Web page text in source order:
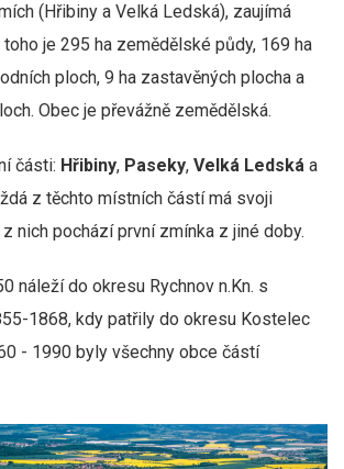
(Hřibiny a Velká Ledská), zaujímá
je 295 ha zemědělské půdy, 169 ha
ploch, 9 ha zastavěných plocha a
Obec je převážně zemědělská.
části: Hřibiny, Paseky, Velká Ledská a
z těchto místních částí má svoji
nich pochází první zmínka z jiné doby.
náleží do okresu Rychnov n.Kn. s
1868, kdy patřily do okresu Kostelec
- 1990 byly všechny obce částí